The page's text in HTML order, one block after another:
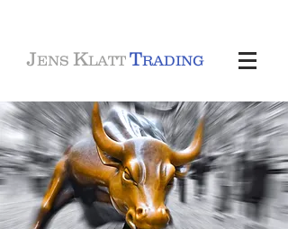
JENS KLATT TRADING